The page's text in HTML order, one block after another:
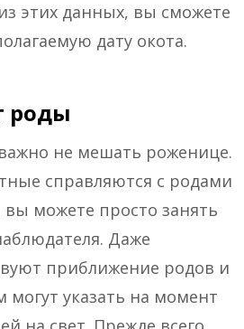
этих данных, вы сможете
дату окота.
роды
не мешать роженице.
справляются с родами
вы можете просто занять
Даже
приближение родов и
указать на момент